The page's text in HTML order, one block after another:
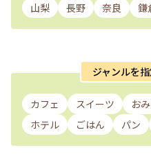
山梨
長野 奈良 鎌
ジャンルを
カフェ スイーツ お
ホテル
ごはん パン